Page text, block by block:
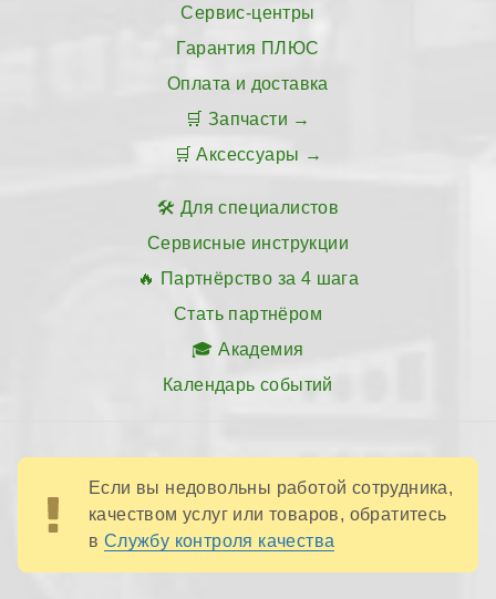
Сервис-центры
Гарантия ПЛЮС
Оплата и доставка
Запчасти
Аксессуары
Для специалистов
Сервисные инструкции
Партнёрство за 4 шага
Стать партнёром
Академия
Календарь событий
Если вы недовольны работой сотрудника,
качеством услуг или товаров, обратитесь
в Службу контроля качества